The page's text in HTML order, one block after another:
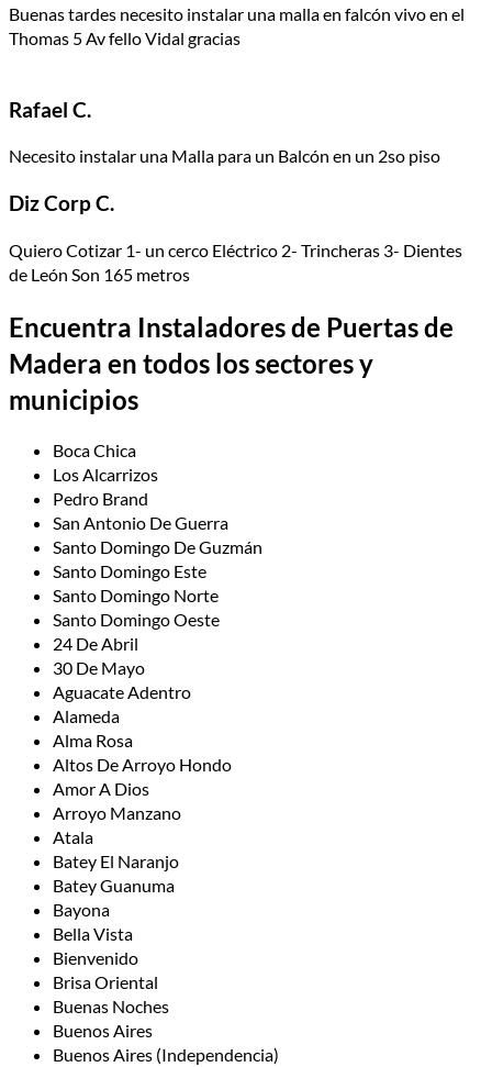
Buenas tardes necesito instalar una malla en falcón vivo en el
Thomas 5 Av fello Vidal gracias
Rafael C.
Necesito instalar una Malla para un Balcón en un 2so piso
Diz Corp C.
Quiero Cotizar 1- un cerco Eléctrico 2- Trincheras 3- Dientes
de León Son 165 metros
Encuentra Instaladores de Puertas de
Madera en todos los sectores y
municipios
Boca Chica
Los Alcarrizos
Pedro Brand
San Antonio De Guerra
Santo Domingo De Guzmán
Santo Domingo Este
Santo Domingo Norte
Santo Domingo Oeste
24 De Abril
30 De Mayo
Aguacate Adentro
Alameda
Alma Rosa
Altos De Arroyo Hondo
Amor A Dios
Arroyo Manzano
Atala
Batey El Naranjo
Batey Guanuma
Bayona
Bella Vista
Bienvenido
Brisa Oriental
Buenas Noches
Buenos Aires
Buenos Aires (Independencia)